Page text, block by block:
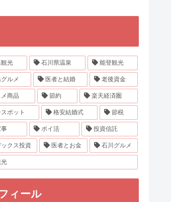
光 石川県温泉 能登観光
ルメ 医者と結婚 老後資金
商品 節約 楽天経済圏
ポット 格安結婚式 節税
事 ポイ活 投資信託
クス投資 医者とお金 石川グルメ
ィール